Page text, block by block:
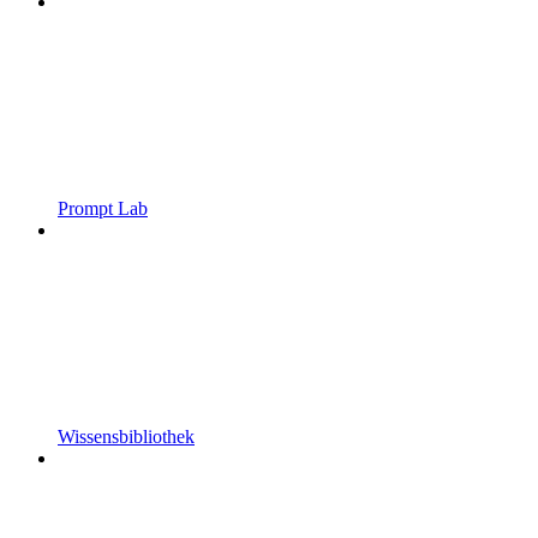
Prompt Lab
Wissensbibliothek